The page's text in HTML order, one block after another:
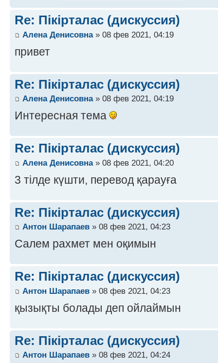
Re: Пікірталас (дискуссия)
Алена Денисовна» 08 фев 2021, 04:19
привет
Re: Пікірталас (дискуссия)
Алена Денисовна» 08 фев 2021, 04:19
Интересная тема
Re: Пікірталас (дискуссия)
Алена Денисовна» 08 фев 2021, 04:20
3 тілде күшти, перевод қарауға
Re: Пікірталас (дискуссия)
Антон Шарапаев » 08 фев 2021, 04:23
Салем рахмет мен оқимын
Re: Пікірталас (дискуссия)
Антон Шарапаев » 08 фев 2021, 04:23
қызықты болады деп ойлаймын
Re: Пікірталас (дискуссия)
Антон Шарапаев » 08 фев 2021, 04:24